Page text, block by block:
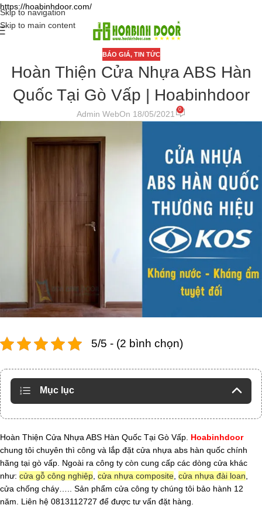
https://hoabinhdoor.com/
Skip to navigation
Skip to main content
BÁO GIÁ, TIN TỨC
Hoàn Thiện Cửa Nhựa ABS Hàn
Quốc Tại Gò Vấp | Hoabinhdoor
Admin WebOn 18/05/2021 0
5/5 - (2 bình chọn)
Mục lục
Hoàn Thiện Cửa Nhựa ABS Hàn Quốc Tại Gò Vấp. Hoabinhdoor
chung tôi chuyên thì công và lắp đặt cửa nhựa abs hàn quốc chính
hãng tại gò vấp. Ngoài ra công ty còn cung cấp các dòng cửa khác
như: cửa gỗ công nghiệp cửa nhựa composite cửa nhựa đài loan
cửa chống cháy….. Sản phẩm cửa công ty chúng tôi bảo hành 12
năm. Liên hệ 0813112727 để được tư vấn đặt hàng.